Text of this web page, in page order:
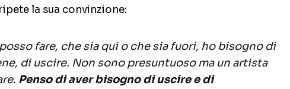
la sua convinzione:
posso fare, che sia qui o che sia fuori, ho bisogno di
di uscire. Non sono presuntuoso ma un artista
Penso di aver bisogno di uscire e di